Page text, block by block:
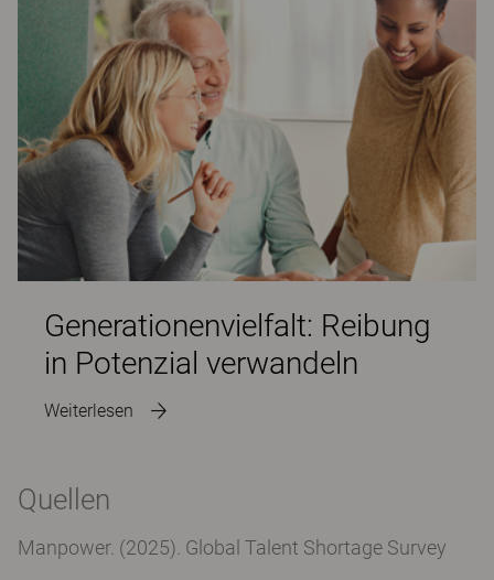
Generationenvielfalt: Reibung
in Potenzial verwandeln
Weiterlesen
Quellen
Manpower. (2025). Global Talent Shortage Survey